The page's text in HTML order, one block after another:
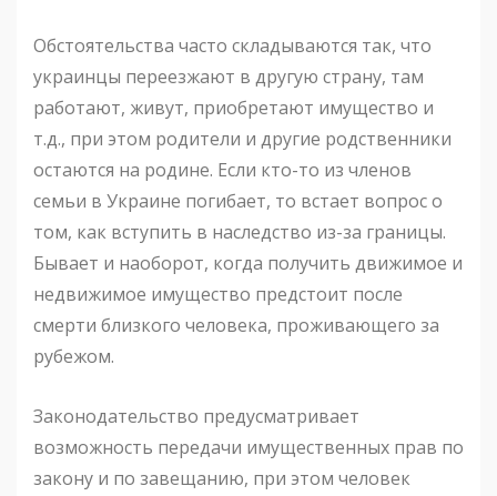
Обстоятельства часто складываются так, что
украинцы переезжают в другую страну, там
работают, живут, приобретают имущество и
т.д., при этом родители и другие родственники
остаются на родине. Если кто-то из членов
семьи в Украине погибает, то встает вопрос о
том, как вступить в наследство из-за границы.
Бывает и наоборот, когда получить движимое и
недвижимое имущество предстоит после
смерти близкого человека, проживающего за
рубежом.
Законодательство предусматривает
возможность передачи имущественных прав по
закону и по завещанию, при этом человек